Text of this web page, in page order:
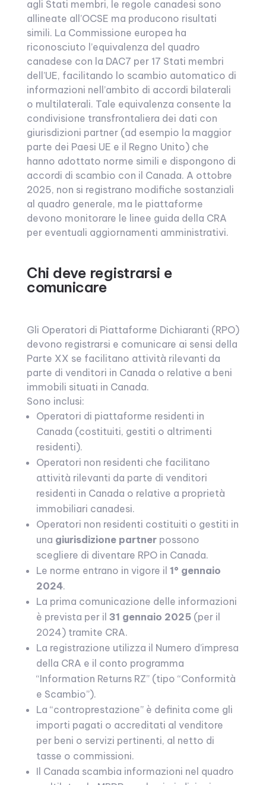
agli Stati membri, le regole canadesi sono
allineate all’OCSE ma producono risultati
simili. La Commissione europea ha
riconosciuto l’equivalenza del quadro
canadese con la DAC7 per 17 Stati membri
dell’UE, facilitando lo scambio automatico di
informazioni nell’ambito di accordi bilaterali
o multilaterali. Tale equivalenza consente la
condivisione transfrontaliera dei dati con
giurisdizioni partner (ad esempio la maggior
parte dei Paesi UE e il Regno Unito) che
hanno adottato norme simili e dispongono di
accordi di scambio con il Canada. A ottobre
2025, non si registrano modifiche sostanziali
al quadro generale, ma le piattaforme
devono monitorare le linee guida della CRA
per eventuali aggiornamenti amministrativi.
Chi deve registrarsi e
comunicare
Gli Operatori di Piattaforme Dichiaranti (RPO)
devono registrarsi e comunicare ai sensi della
Parte XX se facilitano attività rilevanti da
parte di venditori in Canada o relative a beni
immobili situati in Canada.
Sono inclusi:
Operatori di piattaforme residenti in
Canada (costituiti, gestiti o altrimenti
residenti).
Operatori non residenti che facilitano
attività rilevanti da parte di venditori
residenti in Canada o relative a proprietà
immobiliari canadesi.
Operatori non residenti costituiti o gestiti in
una giurisdizione partnerpossono
scegliere di diventare RPO in Canada.
Le norme entrano in vigore il 1° gennaio
2024.
La prima comunicazione delle informazioni
è prevista per il 31 gennaio 2025(per il
2024) tramite CRA.
La registrazione utilizza il Numero d’impresa
della CRA e il conto programma
“Information Returns RZ” (tipo “Conformità
e Scambio”).
La “controprestazione” è definita come gli
importi pagati o accreditati al venditore
per beni o servizi pertinenti, al netto di
tasse o commissioni.
Il Canada scambia informazioni nel quadro